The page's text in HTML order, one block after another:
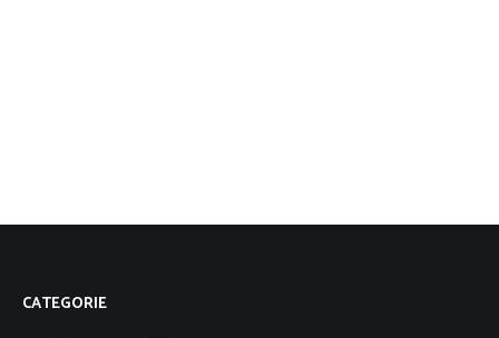
CATEGORIE